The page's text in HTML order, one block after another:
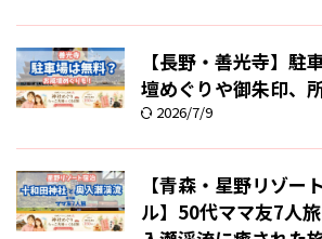
【長野・善光寺】駐
壇めぐりや御朱印、
2026/7/9
【青森・星野リゾー
ル】50代ママ友7人